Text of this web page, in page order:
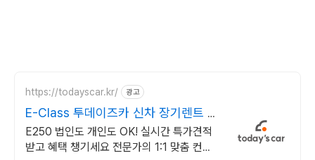
https://todayscar.kr/ 광고
E-Class 투데이즈카 신차 장기렌트 특
가
E250 법인도 개인도 OK! 실시간 특가견적
받고 혜택 챙기세요 전문가의 1:1 맞춤 컨설